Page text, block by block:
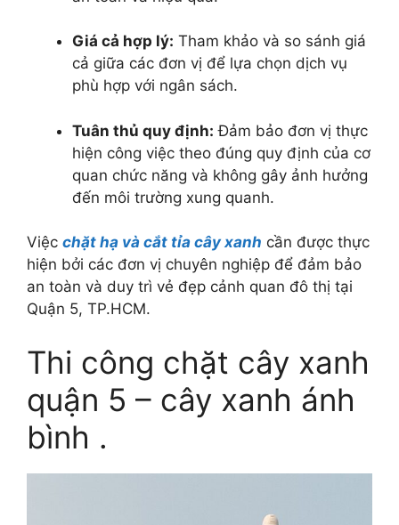
Giá cả hợp lý: Tham khảo và so sánh giá
cả giữa các đơn vị để lựa chọn dịch vụ
phù hợp với ngân sách.
Tuân thủ quy định: Đảm bảo đơn vị thực
hiện công việc theo đúng quy định của cơ
quan chức năng và không gây ảnh hưởng
đến môi trường xung quanh.
Việc chặt hạ và cắt tỉa cây xanh cần được thực
hiện bởi các đơn vị chuyên nghiệp để đảm bảo
an toàn và duy trì vẻ đẹp cảnh quan đô thị tại
Quận 5, TP.HCM.
​Thi công chặt cây xanh
quận 5 – cây xanh ánh
bình .